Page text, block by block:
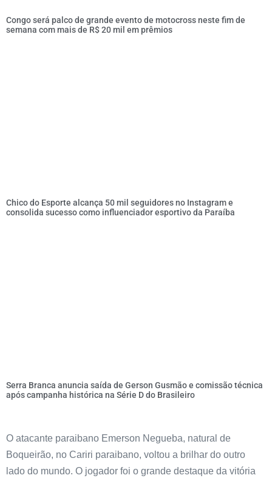
Congo será palco de grande evento de motocross neste fim de
semana com mais de R$ 20 mil em prêmios
Chico do Esporte alcança 50 mil seguidores no Instagram e
consolida sucesso como influenciador esportivo da Paraíba
Serra Branca anuncia saída de Gerson Gusmão e comissão técnica
após campanha histórica na Série D do Brasileiro
O atacante paraibano Emerson Negueba, natural de
Boqueirão, no Cariri paraibano, voltou a brilhar do outro
lado do mundo. O jogador foi o grande destaque da vitória